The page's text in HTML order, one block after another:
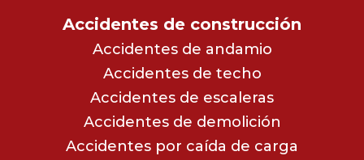
Accidentes de construcción
Accidentes de andamio
Accidentes de techo
Accidentes de escaleras
Accidentes de demolición
Accidentes por caída de carga